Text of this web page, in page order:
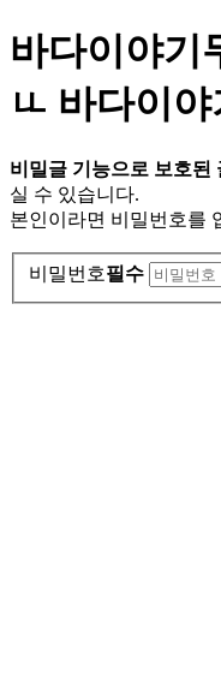
바다이야기
ㅥ 바다이
비밀글 기능으로 보호된
실 수 있습니다.
본인이라면 비밀번호를
비밀번호필수